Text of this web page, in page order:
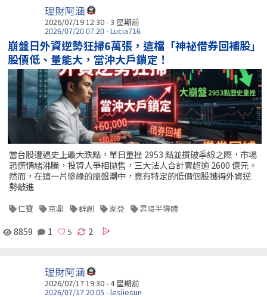
理財阿涵
2026/07/19 12:30 - 3 星期前
2026/07/20 07:20 - Lucia716
崩盤日外資逆勢狂掃6萬張，這檔「神祕借券回補股」
股價低、量能大，當沖大戶鎖定！
當台股遭遇史上最大跌點，單日重挫 2953 點並摜破季線之際，市場
恐慌情緒沸騰，投資人爭相拋售，三大法人合計賣超逾 2600 億元。
然而，在這一片慘綠的崩盤潮中，竟有特定的低價個股獲得外資逆
勢敲進
仁寶 京鼎 群創 家登 昇陽半導體
8859 1 2
理財阿涵
2026/07/17 19:30 - 4 星期前
2026/07/17 20:05 - lesliesun